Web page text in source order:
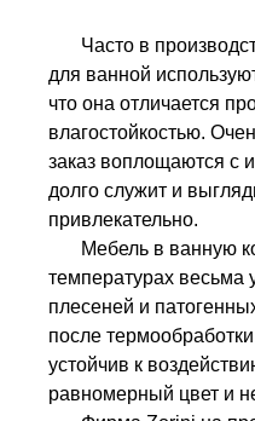
Часто в
для ванной
что она отличается
влагостойкостью.
заказ воплощаются с
долго служит и
привлекательно.
Мебель в ванную
температурах весьма
плесеней и
после
устойчив к
равномерный цвет и